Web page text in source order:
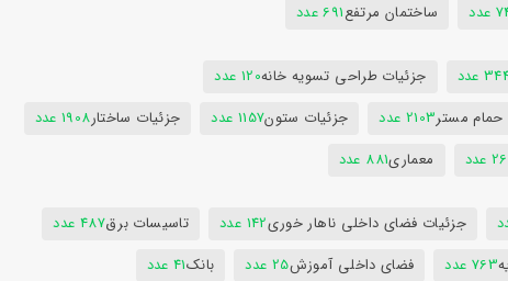
ساختمان مرتفع691 عدد
عدد جزئیات طراحی تسویه خانه120 عدد
حمام مستر2103 عدد جزئیات ستون1157 عدد جزئیات ساختار1908 عدد
عدد معماری881 عدد
جزئیات فضای داخلی ناهار خوری142 عدد تاسیسات برق487 عدد
763 عدد فضای داخلی آموزش25 عدد بانک41 عدد